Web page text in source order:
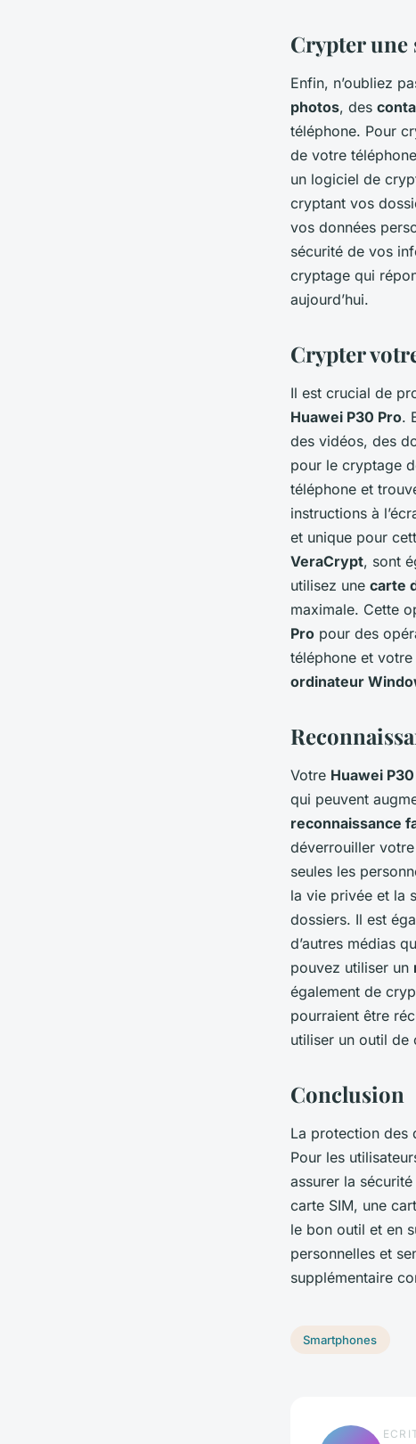
Crypter une
Enfin, n’oubliez
photos, des
téléphone. Pour
de votre
un logiciel de
cryptant vos
vos données
sécurité de vos
cryptage qui
aujourd’hui.
Crypter
Il est crucial de
Huawei P30 Pro.
des vidéos, des
pour le cryptage
téléphone et
instructions à
et unique pour
VeraCrypt, sont
utilisez une carte
maximale. Cette
Pro pour des
téléphone et
ordinateur
Votre Huawei
qui peuvent
reconnaissance
déverrouiller
seules les
la vie privée et la
dossiers. Il est
d’autres médias
pouvez utiliser un
également de
pourraient être
utiliser un outil de
Conclusion
La protection des
Pour les
assurer la
carte SIM, une
le bon outil et en
personnelles et
supplémentaire
Smartphones